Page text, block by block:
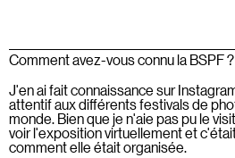
Comment avez-vous connu la BSPF ?
J'en ai fait connaissance sur
attentif aux différents festivals de
monde. Bien que je n'aie pas pu le
voir l'exposition virtuellement et
comment elle était organisée.